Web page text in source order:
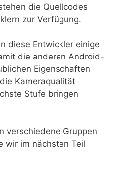
die Quellcodes
zur Verfügung.
diese Entwickler einige
die anderen Android-
Eigenschaften
Kameraqualität
Stufe bringen
verschiedene Gruppen
wir im nächsten Teil